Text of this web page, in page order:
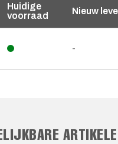
Huidige
voorraad
Nieuw
-